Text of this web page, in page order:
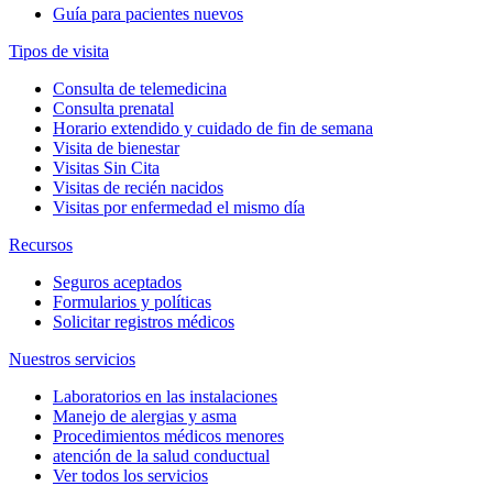
Guía para pacientes nuevos
Tipos de visita
Consulta de telemedicina
Consulta prenatal
Horario extendido y cuidado de fin de semana
Visita de bienestar
Visitas Sin Cita
Visitas de recién nacidos
Visitas por enfermedad el mismo día
Recursos
Seguros aceptados
Formularios y políticas
Solicitar registros médicos
Nuestros servicios
Laboratorios en las instalaciones
Manejo de alergias y asma
Procedimientos médicos menores
atención de la salud conductual
Ver todos los servicios